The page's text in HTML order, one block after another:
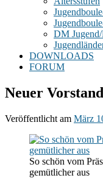
DM
DOWNLOADS
FORUM
Neuer
Veröffentlicht am März
So schön vom
gemütlicher aus